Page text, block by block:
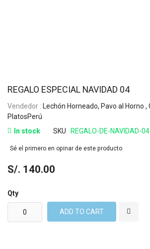
REGALO ESPECIAL NAVIDAD 04
Vendedor : Lechón Horneado, Pavo al Horno ,
PlatosPerú
In stock
SKU REGALO-DE-NAVIDAD-04
Sé el primero en opinar de este producto
S/. 140.00
Qty
ADD TO CART